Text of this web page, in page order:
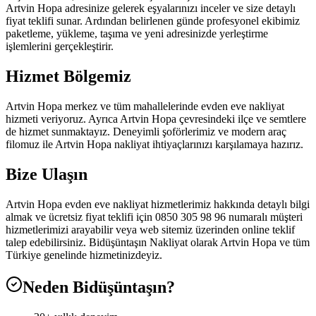
Artvin Hopa adresinize gelerek eşyalarınızı inceler ve size detaylı
fiyat teklifi sunar. Ardından belirlenen günde profesyonel ekibimiz
paketleme, yükleme, taşıma ve yeni adresinizde yerleştirme
işlemlerini gerçekleştirir.
Hizmet Bölgemiz
Artvin Hopa merkez ve tüm mahallelerinde evden eve nakliyat
hizmeti veriyoruz. Ayrıca Artvin Hopa çevresindeki ilçe ve semtlere
de hizmet sunmaktayız. Deneyimli şoförlerimiz ve modern araç
filomuz ile Artvin Hopa nakliyat ihtiyaçlarınızı karşılamaya hazırız.
Bize Ulaşın
Artvin Hopa evden eve nakliyat hizmetlerimiz hakkında detaylı bilgi
almak ve ücretsiz fiyat teklifi için 0850 305 98 96 numaralı müşteri
hizmetlerimizi arayabilir veya web sitemiz üzerinden online teklif
talep edebilirsiniz. Bidüşüntaşın Nakliyat olarak Artvin Hopa ve tüm
Türkiye genelinde hizmetinizdeyiz.
Neden Bidüşüntaşın?